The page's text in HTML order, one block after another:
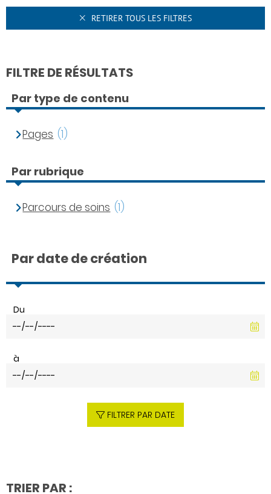
RETIRER TOUS LES FILTRES
FILTRE DE RÉSULTATS
Par type de contenu
Pages (1)
Par rubrique
Parcours de soins (1)
Par date de création
Du
à
FILTRER PAR DATE
TRIER PAR :